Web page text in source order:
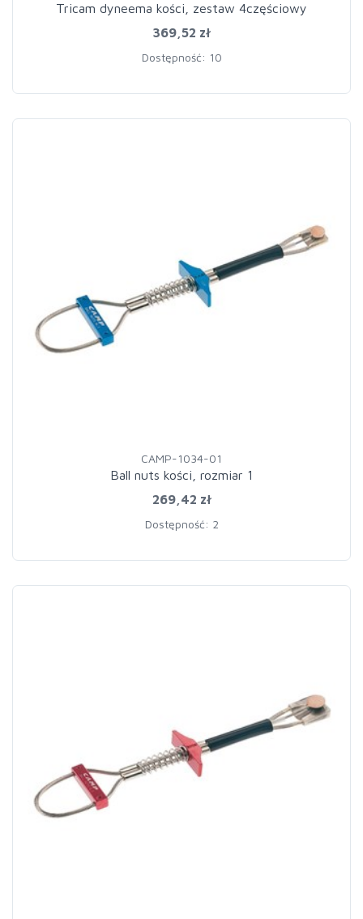
Tricam dyneema kości, zestaw 4częściowy
369,52 zł
Dostępność: 10
CAMP-1034-01
Ball nuts kości, rozmiar 1
269,42 zł
Dostępność: 2